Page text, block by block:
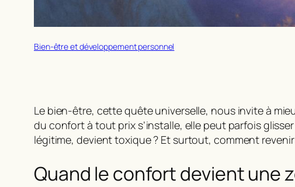
Bien-être et développement personnel
Le bien-être, cette quête universelle, nous invite à
du confort à tout prixs’installe, elle peut parfois
légitime, devient toxique ? Et surtout, comment
Quand le confort devient une